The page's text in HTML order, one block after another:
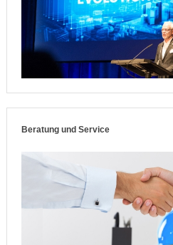
Beratung und Service